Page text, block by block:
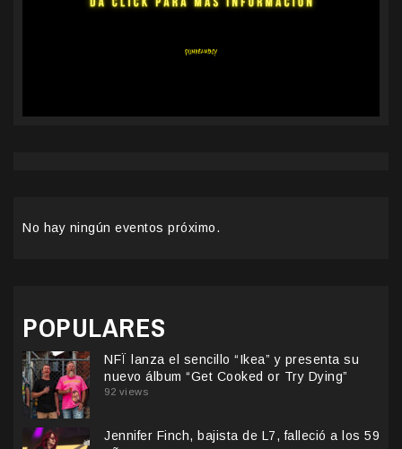
No hay ningún eventos próximo.
POPULARES
NFÏ lanza el sencillo “Ikea” y presenta su
nuevo álbum “Get Cooked or Try Dying”
92 views
Jennifer Finch, bajista de L7, falleció a los 59